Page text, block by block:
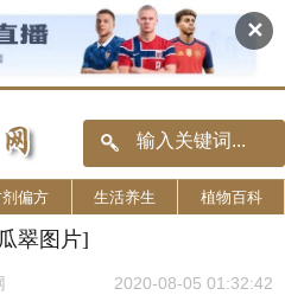
✕
剂偏方 生活养生 植物百科
翠图片]
2020-08-05 01:32:42